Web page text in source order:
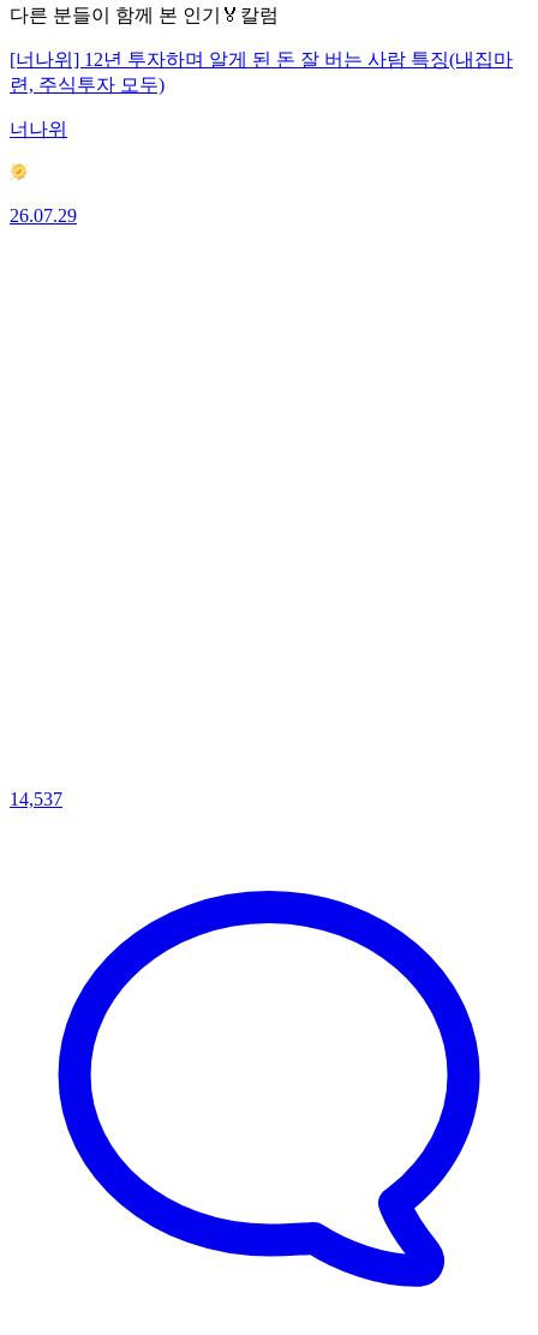
다른 분들이 함께 본 인기🏅칼럼
[너나위] 12년 투자하며 알게 된 돈 잘 버는 사람 특징(내집마
련, 주식투자 모두)
너나위
26.07.29
14,537